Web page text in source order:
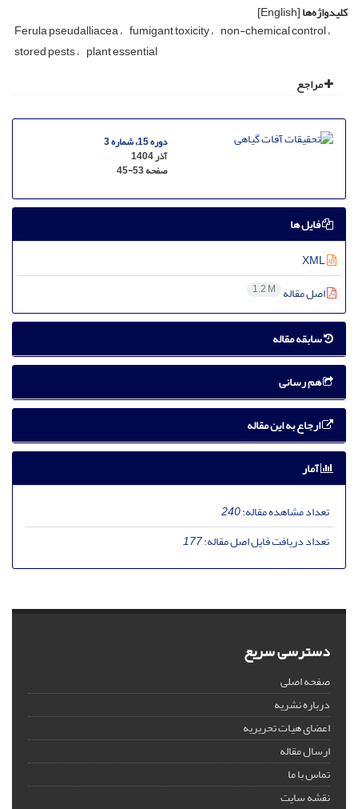
کلیدواژه‌ها[English]
Ferula pseudalliacea fumigant toxicity non-chemical control
stored pests plant essential
مراجع
دوره 15، شماره 3
آذر 1404
صفحه45-53
فایل ها
اصل مقاله 1.2 M
سابقه مقاله
هم رسانی
ارجاع به این مقاله
آمار
تعداد مشاهده مقاله:240
تعداد دریافت فایل اصل مقاله:177
دسترسی سریع
صفحه اصلی
درباره نشریه
اعضای هیات تحریریه
ارسال مقاله
تماس با ما
نقشه سایت